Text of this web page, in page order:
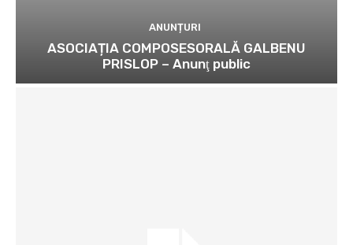
ANUNȚURI
ASOCIAȚIA COMPOSESORALĂ GALBENU
PRISLOP – Anunţ public